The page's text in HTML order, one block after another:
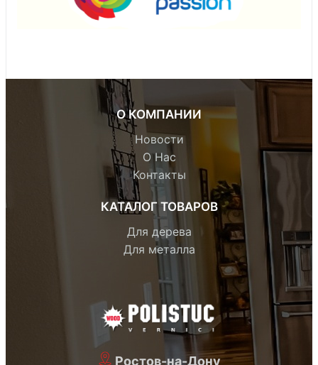
О КОМПАНИИ
Новости
О Нас
Контакты
КАТАЛОГ ТОВАРОВ
Для дерева
Для металла
Ростов-на-Дону